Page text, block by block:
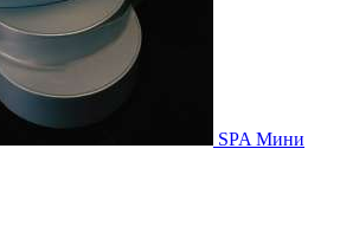
SPA Мини